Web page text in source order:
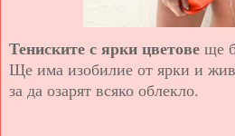
Тениските с ярки цветове ще
Ще има изобилие от ярки и
за да озарят всяко облекло.